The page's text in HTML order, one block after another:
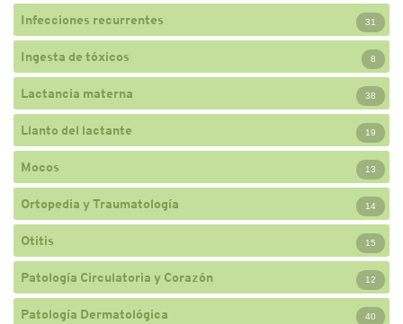
Infecciones recurrentes 31
Ingesta de tóxicos 8
Lactancia materna 38
Llanto del lactante 19
Mocos 13
Ortopedia y Traumatología 14
Otitis 15
Patología Circulatoria y Corazón 12
Patología Dermatológica 40